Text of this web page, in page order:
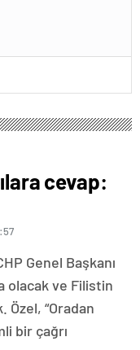
cevap:
Genel Başkanı
olacak ve Filistin
“Oradan
bir çağrı